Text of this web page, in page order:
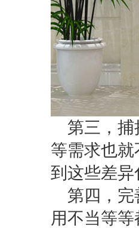
第三，
等需求也
到这些差异
第四，
用不当等